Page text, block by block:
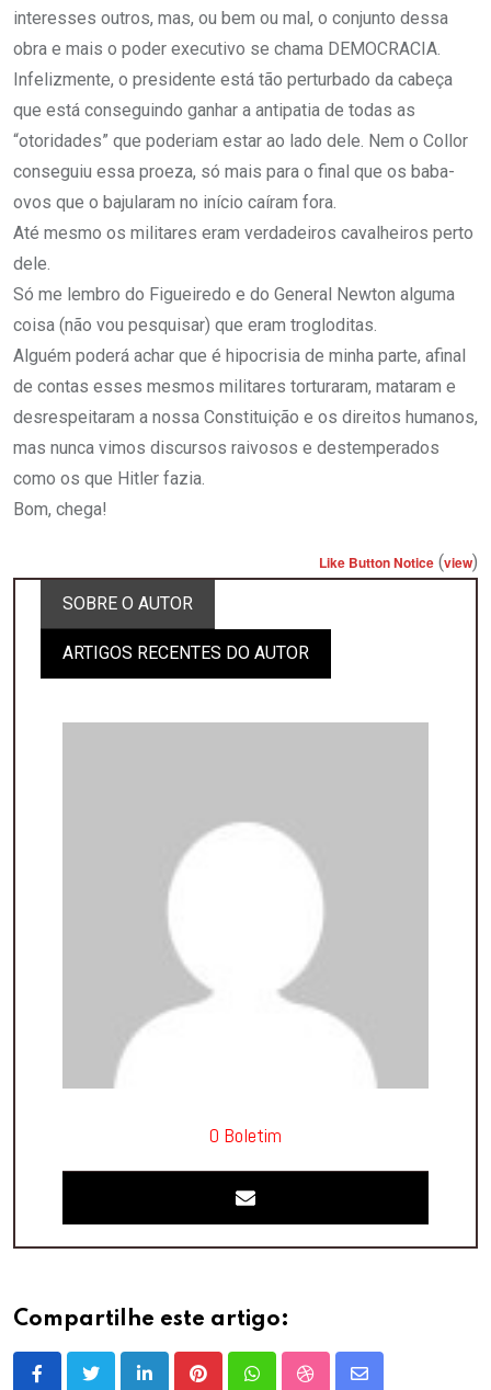
interesses outros, mas, ou bem ou mal, o conjunto dessa
obra e mais o poder executivo se chama DEMOCRACIA.
Infelizmente, o presidente está tão perturbado da cabeça
que está conseguindo ganhar a antipatia de todas as
“otoridades” que poderiam estar ao lado dele. Nem o Collor
conseguiu essa proeza, só mais para o final que os baba-
ovos que o bajularam no início caíram fora.
Até mesmo os militares eram verdadeiros cavalheiros perto
dele.
Só me lembro do Figueiredo e do General Newton alguma
coisa (não vou pesquisar) que eram trogloditas.
Alguém poderá achar que é hipocrisia de minha parte, afinal
de contas esses mesmos militares torturaram, mataram e
desrespeitaram a nossa Constituição e os direitos humanos,
mas nunca vimos discursos raivosos e destemperados
como os que Hitler fazia.
Bom, chega!
Like Button Notice (view)
SOBRE O AUTOR
ARTIGOS RECENTES DO AUTOR
O Boletim
Compartilhe este artigo: